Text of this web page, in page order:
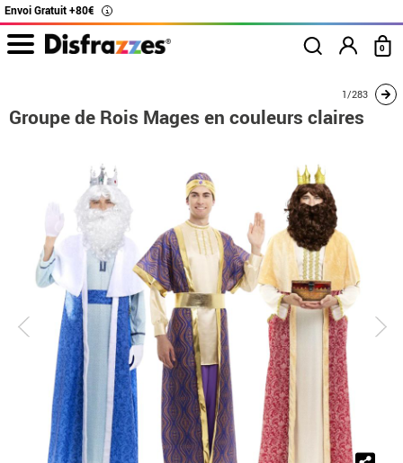
Envoi Gratuit +80€ i
0
Groupe de Rois
1/283
Groupe de Rois Mages en couleurs claires